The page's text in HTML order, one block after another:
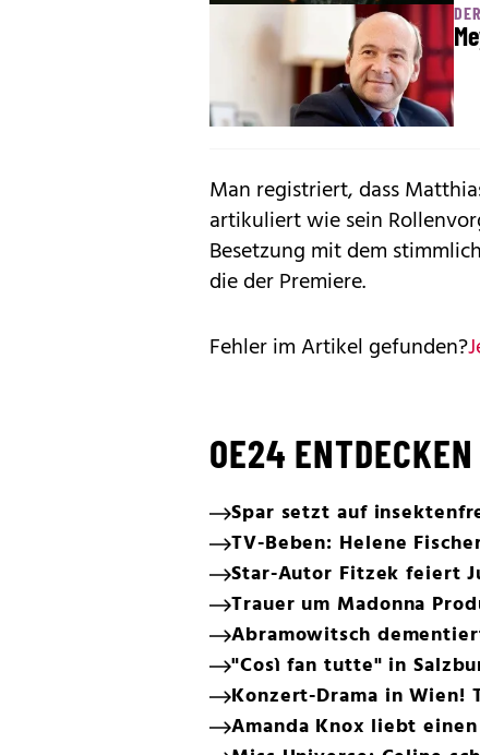
Man registriert, dass
artikuliert wie sein
Besetzung mit dem
die der Premiere.
Fehler im Artikel gefunden?
OE24 ENTDECKEN
Spar setzt auf
TV-Beben: Helene
Star-Autor Fitzek feiert
Trauer um Madonna
Abramowitsch
"Così fan tutte" in
Konzert-Drama in Wien!
Amanda Knox liebt